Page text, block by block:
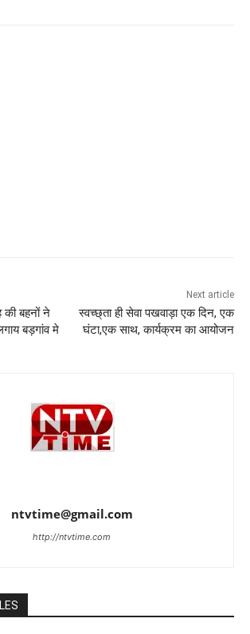
की बहनों ने
बड़गांव मे
Next article
स्वच्छ्ता ही सेवा पखवाड़ा एक दिन, एक
घंटा,एक साथ, कार्यक्रम का आयोजन
ntvtime@gmail.com
http://ntvtime.com